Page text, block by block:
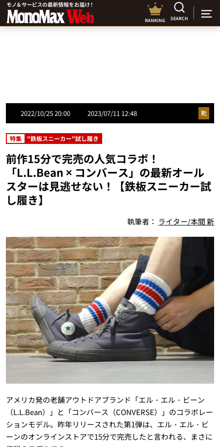
RANKING SEARCH
2022/10/25 20:00 2023/07/11 12:48 靴
特集 "鉄板スニーカー"試し履き
前作15分で完売の人気コラボ！
「L.L.Bean × コンバース」の最新オール
スターは見逃せない！【鉄板スニーカー試
し履き】
執筆者： ライター/本間 新
アメリカ発の老舗アウトドアブランド「エル・エル・ビーン
（L.L.Bean）」と「コンバース（CONVERSE）」のコラボレー
ションモデル。昨年リリースされた第1弾は、エル・エル・ビ
ーンのオンラインストアで15分で完売したと言われる、まさに